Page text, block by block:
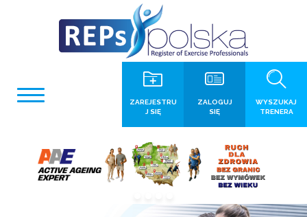
WYSZUKAJ
TRENERA
ZALOGUJ
SIĘ
ZAREJESTRU
J SIĘ